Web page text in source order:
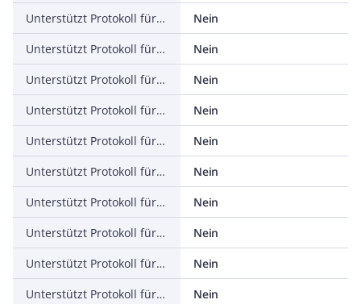
Unterstützt Protokoll für PROFIBUS
Nein
Unterstützt Protokoll für CAN
Nein
Unterstützt Protokoll für INTERBUS
Nein
Unterstützt Protokoll für ASI
Nein
Unterstützt Protokoll für KNX
Nein
Unterstützt Protokoll für Modbus
Nein
Unterstützt Protokoll für Data-Highway
Nein
Unterstützt Protokoll für DeviceNet
Nein
Unterstützt Protokoll für SUCONET
Nein
Unterstützt Protokoll für LON
Nein